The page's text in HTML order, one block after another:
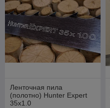
Ленточная пила
(полотно) Hunter Expert
35x1.0